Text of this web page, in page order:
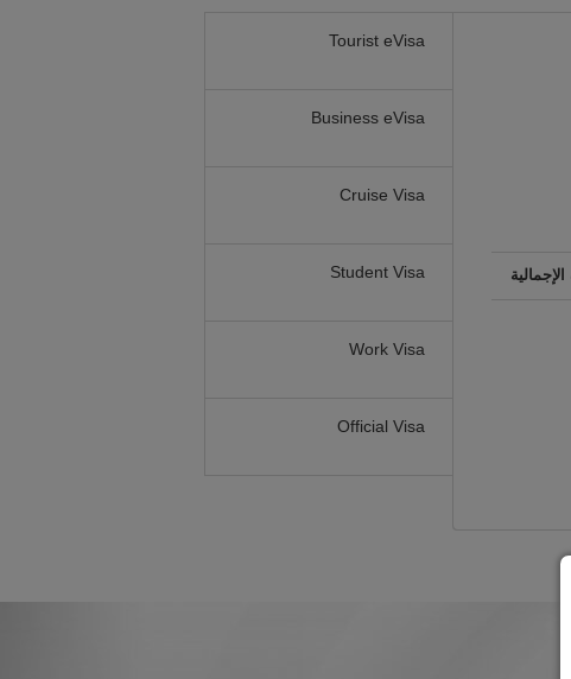
Tourist eVisa
Business eVisa
Cruise Visa
Student Visa
Work Visa
Official Visa
الإجمالية